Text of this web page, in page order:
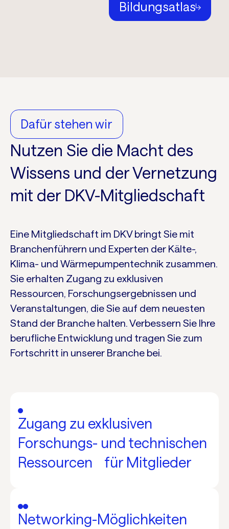
Bildungsatlas
Dafür stehen wir
Nutzen Sie die Macht des
Wissens und der Vernetzung
mit der DKV-Mitgliedschaft
Eine Mitgliedschaft im DKV bringt Sie mit
Branchenführern und Experten der Kälte-,
Klima- und Wärmepumpentechnik zusammen.
Sie erhalten Zugang zu exklusiven
Ressourcen, Forschungsergebnissen und
Veranstaltungen, die Sie auf dem neuesten
Stand der Branche halten. Verbessern Sie Ihre
berufliche Entwicklung und tragen Sie zum
Fortschritt in unserer Branche bei.
Zugang zu exklusiven
Forschungs- und technischen
Ressourcen für Mitglieder
Networking-Möglichkeiten